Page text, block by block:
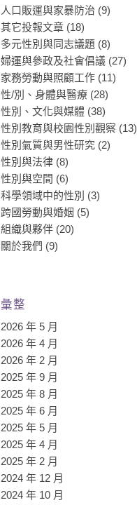
人口販運與家暴防治 (9)
其它投報文章 (18)
多元性別與同志議題 (8)
婦運與參政及社會倡議 (27)
家務勞動與照顧工作 (11)
性/別、身體與醫療 (28)
性別、文化與媒體 (38)
性別教育與校園性別觀察 (13)
性別氣質與男性研究 (2)
性別與法律 (8)
性別與空間 (6)
科學領域中的性別 (3)
跨國勞動與婚姻 (5)
組織與夥伴 (20)
關於我們 (9)
彙整
2026 年 5 月
2026 年 4 月
2026 年 2 月
2025 年 9 月
2025 年 8 月
2025 年 6 月
2025 年 5 月
2025 年 4 月
2025 年 2 月
2024 年 12 月
2024 年 10 月